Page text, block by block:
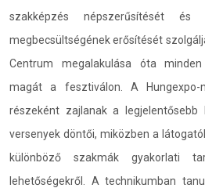
szakképzés népszerűsítését
megbecsültségének erősítését
Centrum megalakulása óta
magát a fesztiválon. A Hungexpo-
részeként zajlanak a legjelentősebb
versenyek döntői, miközben a
különböző szakmák gyakorlati
lehetőségekről. A technikumban